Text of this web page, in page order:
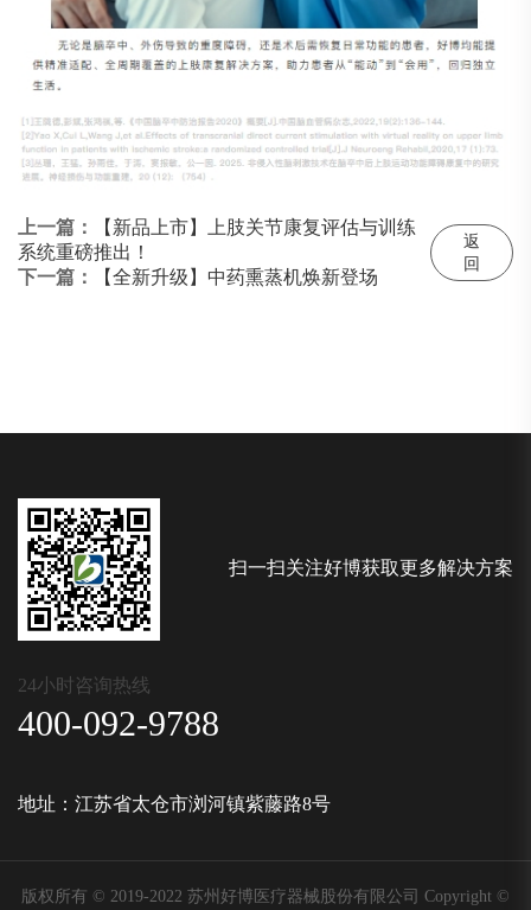
上一篇：
【新品上市】上肢关节康复评估与训练
系统重磅推出！
下一篇：
【全新升级】中药熏蒸机焕新登场
返
回
扫一扫关注好博获取更多解决方案
24小时咨询热线
400-092-9788
地址：江苏省太仓市浏河镇紫藤路8号
版权所有 © 2019-2022 苏州好博医疗器械股份有限公司 Copyright ©